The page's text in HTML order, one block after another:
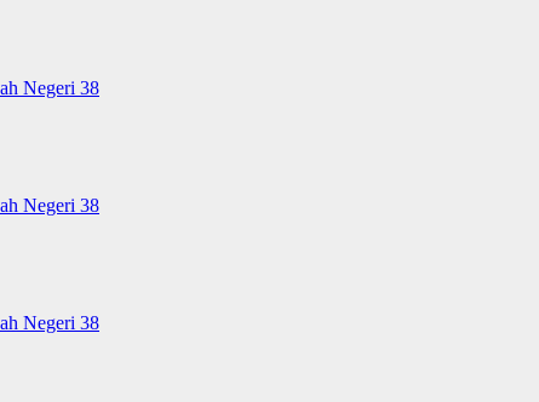
Negeri 38
Negeri 38
Negeri 38